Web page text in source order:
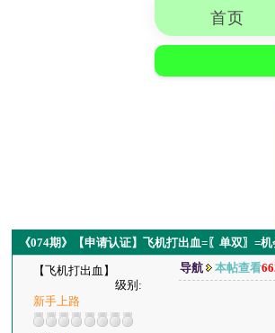
首页
《074期》【申请认证】飞机打出血=〖单双〗=
【飞机打出血】
级别:
新手上路
导航 本帖查看